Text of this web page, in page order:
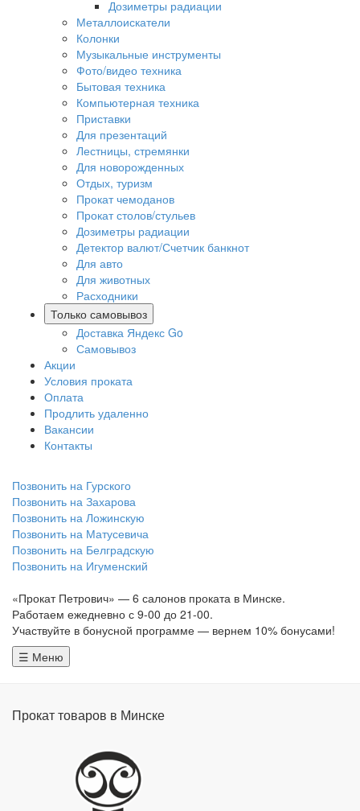
Дозиметры радиации
Металлоискатели
Колонки
Музыкальные инструменты
Фото/видео техника
Бытовая техника
Компьютерная техника
Приставки
Для презентаций
Лестницы, стремянки
Для новорожденных
Отдых, туризм
Прокат чемоданов
Прокат столов/стульев
Дозиметры радиации
Детектор валют/Счетчик банкнот
Для авто
Для животных
Расходники
Только самовывоз
Доставка Яндекс Go
Самовывоз
Акции
Условия проката
Оплата
Продлить удаленно
Вакансии
Контакты
Позвонить на Гурского
Позвонить на Захарова
Позвонить на Ложинскую
Позвонить на Матусевича
Позвонить на Белградскую
Позвонить на Игуменский
«Прокат Петрович» — 6 салонов проката в Минске.
Работаем ежедневно с 9-00 до 21-00.
Участвуйте в бонусной программе — вернем 10% бонусами!
☰ Меню
Прокат товаров в Минске